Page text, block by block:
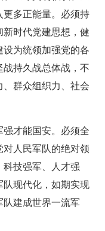
更多正能量。必须持
时代党建思想，健
为统领加强党的各
持久战总体战，不
、群众组织力、社会
才能国安。必须全
人民军队的绝对领
技强军、人才强
队现代化，如期实现
队建成世界一流军